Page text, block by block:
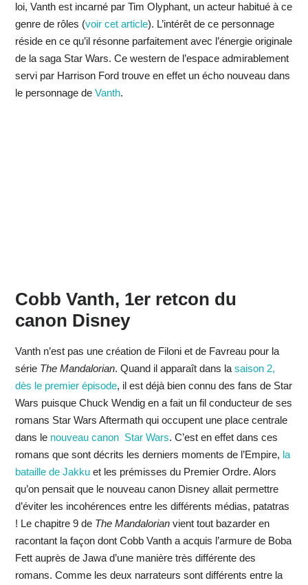
loi, Vanth est incarné par Tim Olyphant, un acteur habitué à ce
genre de rôles (voir cet article). L’intérêt de ce personnage
réside en ce qu’il résonne parfaitement avec l’énergie originale
de la saga Star Wars. Ce western de l’espace admirablement
servi par Harrison Ford trouve en effet un écho nouveau dans
le personnage de Vanth.
Cobb Vanth, 1er retcon du
canon Disney
Vanth n’est pas une création de Filoni et de Favreau pour la
sérieThe Mandalorian. Quand il apparaît dans lasaison 2,
dès le premier épisode, il est déjà bien connu des fans de Star
Wars puisque Chuck Wendig en a fait un fil conducteur de ses
romans Star Wars Aftermath qui occupent une place centrale
dans le nouveau canon Star Wars. C’est en effet dans ces
romans que sont décrits les derniers moments de l’Empire, la
bataille de Jakkuet les prémisses du Premier Ordre. Alors
qu’on pensait que le nouveau canon Disney allait permettre
d’éviter les incohérences entre les différents médias, patatras
! Le chapitre 9 de The Mandalorianvient tout bazarder en
racontant la façon dont Cobb Vanth a acquis l’armure de Boba
Fett auprès de Jawa d’une manière très différente des
romans. Comme les deux narrateurs sont différents entre la